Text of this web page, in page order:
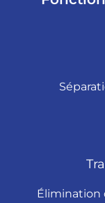
Élimination